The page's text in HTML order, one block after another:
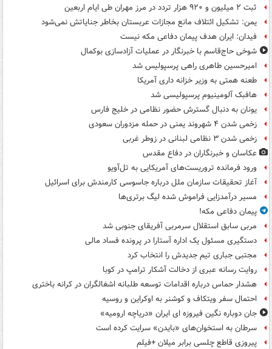
ثبت ۲ میلیون و ۹۲۰ هزار تردد در مرز مهران طی ایام اربعین
یمن: تشکیل ائتلاف مانع مجازات عربستان بخاطر جنایاتش نمی‌شود
فیدان: ایران هدف پیمان دفاعی مکه نیست
شوخی حاج‌قاسم با خبرنگار در عملیات آزادسازی بوکمال
امیرحسین طاهری راهی پرسپولیس شد
طعنه همتی به وزیر خزانه داری آمریکا
هافبک آلومینیوم پرسپولیسی شد
یونان به دنبال گسترش حضور نظامی در خلیج فارس
زخمی شدن ۴ شهروند یمنی در حمله مزدوران سعودی
زخمی شدن ۳ نظامی لبنانی در زوطر غربی
عکاسان و خبرنگاران در دفاع مقدس
ورود فرمانده تروریست‌های آمریکایی به تل‌آویو
آغاز تحقیقات سازمان ملل درباره جاسوسی کارمندش برای اسرائیل
مسیر درآمدزایی فراموش شده لیگ برتری‌ها
پیمان دفاعی مکه!
مربی سابق استقلال سرمربی آفریقای جنوبی شد
دستگیری مسئول یک اداره آستارا در پرونده فساد مالی
مجتبی جباری تیم جدیدش را انتخاب کرد
روایت رسانه عبری از دخالت آشکار ترامپ در کوبا
هشدار حماس درباره اقدامات توسعه طلبانه اشغالگران در کرانه باختری
احتمال سفر ویتکاف و کوشنر به اوکراین و روسیه
جان دوباره نگین فیروزه ای ایران «دریاچه ارومیه»
سرطان به استخوان‌های «بایدن» سرایت کرده است
پیروزی قاطع چلسی برابر میلان +فیلم